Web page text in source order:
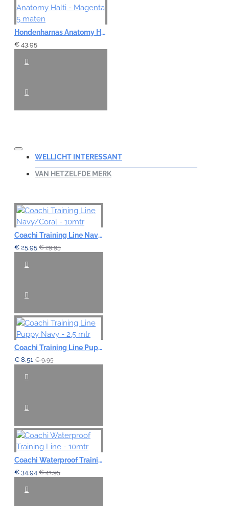
Hondenharnas Anatomy Halti - Magenta 5 maten
€ 43,95
WELLICHT INTERESSANT
VAN HETZELFDE MERK
Coachi Training Line Navy/Coral - 10mtr
€ 25,95 € 29,95
Coachi Training Line Puppy Navy - 2.5 mtr
€ 8,51 € 9,95
Coachi Waterproof Training Line - 10mtr
€ 34,94 € 41,95